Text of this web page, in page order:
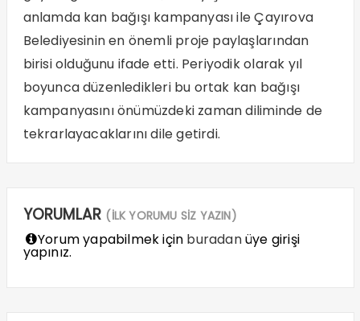
anlamda kan bağışı kampanyası ile Çayırova
Belediyesinin en önemli proje paylaşlarından
birisi olduğunu ifade etti. Periyodik olarak yıl
boyunca düzenledikleri bu ortak kan bağışı
kampanyasını önümüzdeki zaman diliminde de
tekrarlayacaklarını dile getirdi.
YORUMLAR (İLK YORUMU SİZ YAZIN)
Yorum yapabilmek için buradanüye girişi
yapınız.